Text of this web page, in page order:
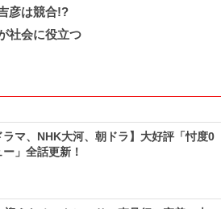
彦は競合!?
社会に役立つ
ラマ、NHK大河、朝ドラ】大好評「忖度0
ー」全話更新！